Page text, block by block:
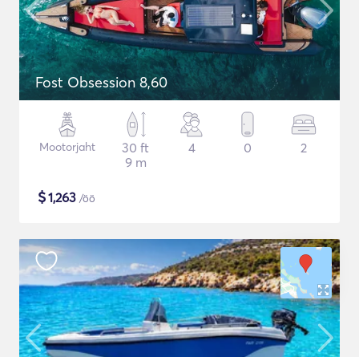
Fost Obsession 8,60
Mootorjaht
30 ft
9 m
4 0 2
$1,263 /öö